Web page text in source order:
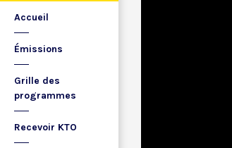
Accueil
Émissions
Grille des
programmes
Recevoir KTO